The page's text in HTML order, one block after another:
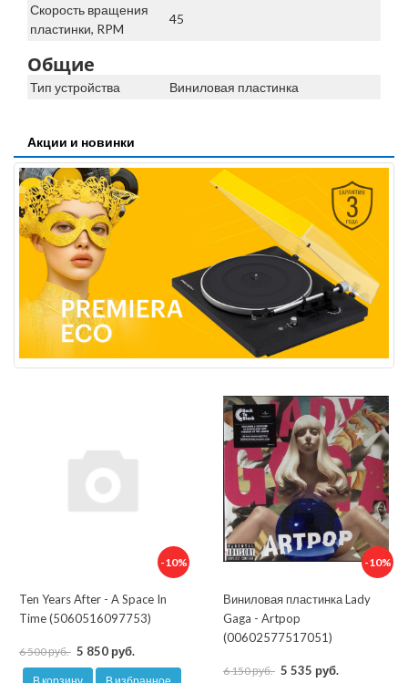
Скорость вращения
пластинки, RPM
45
Общие
Тип устройства Виниловая пластинка
Акции и новинки
-10%
Ten Years After - A Space In
Time (5060516097753)
6 500 руб. 5 850 руб.
-10%
Виниловая пластинка Lady
Gaga - Artpop
(00602577517051)
6 150 руб. 5 535 руб.